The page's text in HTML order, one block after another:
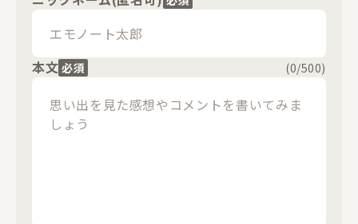
本文 必須 (0/500)